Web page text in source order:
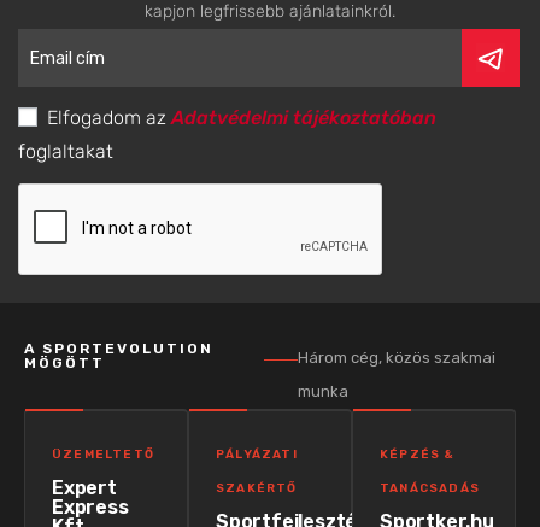
kapjon legfrissebb ajánlatainkról.
Elfogadom azAdatvédelmi tájékoztatóban
foglaltakat
A SPORTEVOLUTION
MÖGÖTT
Három cég, közös szakmai
munka
ÜZEMELTETŐ
Expert
Express
PÁLYÁZATI
SZAKÉRTŐ
Sportfejlesztés
KÉPZÉS &
TANÁCSADÁS
Sportker.hu